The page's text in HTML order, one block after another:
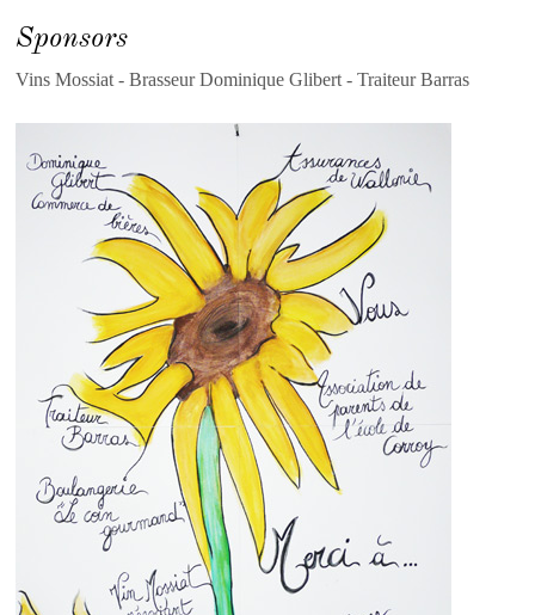
Sponsors
Vins Mossiat - Brasseur Dominique Glibert - Traiteur Barras